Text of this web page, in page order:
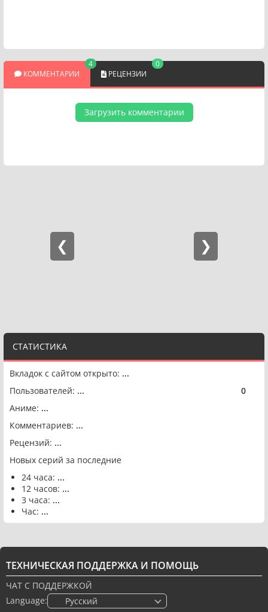
СТАТИСТИКА
Вкладок с сайтом открыто: ...
Пользователей: ... 0
Аниме: ...
Комментариев: ...
Рецензий: ...
Новых серий за последние
24 часа: ...
12 часов: ...
3 часа: ...
Час: ...
КОММЕНТАРИИ
4
РЕЦЕНЗИИ
0
Загрузить комментарии
ТЕХНИЧЕСКАЯ ПОДДЕРЖКА И ПОМОЩЬ
ЧАТ С ПОДДЕРЖКОЙ
Language:
🇷🇺 Русский